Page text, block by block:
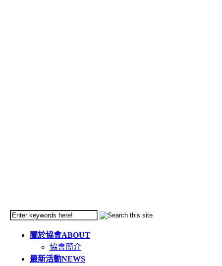
關於協會ABOUT
協會簡介
最新活動NEWS